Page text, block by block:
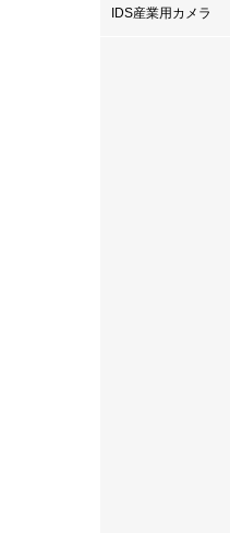
IDS産業用カメラ